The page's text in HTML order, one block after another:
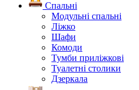
Спальні
Модульні спальні
Ліжко
Шафи
Комоди
Тумби приліжкові
Туалетні столики
Дзеркала